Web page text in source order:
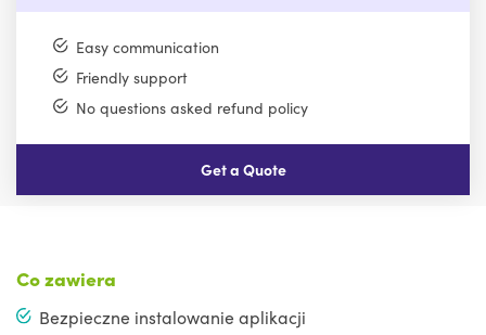
Easy communication
Friendly support
No questions asked refund policy
Get a Quote
Co zawiera
Bezpieczne instalowanie aplikacji